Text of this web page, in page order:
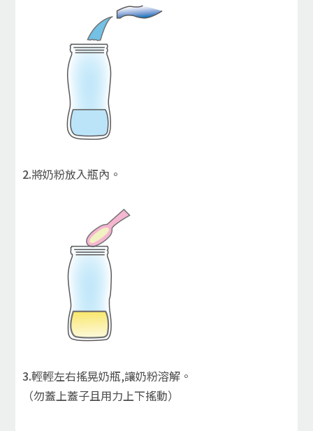
2.將奶粉放入瓶內。
3.輕輕左右搖晃奶瓶,讓奶粉溶解。
（勿蓋上蓋子且用力上下搖動）